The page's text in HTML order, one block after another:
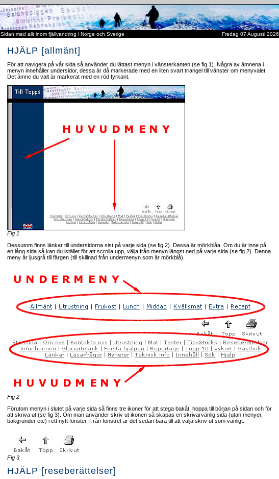
Sidan med allt inom fjällvandring i Norge och Sverige Fredag 07 Augusti 2026
HJÄLP [allmänt]
För att navigera på vår sida så använder du lättast menyn i vänsterkanten (se fig 1). Några av ämnena i
menyn innehåller undersidor, dessa är då markerade med en liten svart triangel till vänster om menyvalet.
Det ämne du valt är markerat med en röd fyrkant.
Fig 1
Dessutom finns länkar till undersidorna sist på varje sida (se fig 2). Dessa är mörkblåa. Om du är inne på
en lång sida så kan du istället för att scrolla upp, välja från menyn längst ned på varje sida (se fig 2). Denna
meny är ljusgrå till färgen (till skillnad från undermenyn som är mörkblå).
Fig 2
Förutom menyn i slutet på varje sida så finns tre ikoner för att stega bakåt, hoppa till början på sidan och för
att skriva ut (se fig 3). Om man använder skriv ut ikonen så skapas en skrivarvänlig sida (utan menyer,
bakgrunder etc) i ett nytt fönster. Från fönstret är det sedan bara till att välja skriv ut som vanligt.
Fig 3
HJÄLP [reseberättelser]